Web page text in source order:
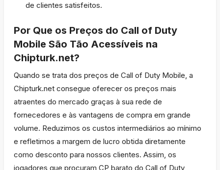
de clientes satisfeitos.
Por Que os Preços do Call of Duty
Mobile São Tão Acessíveis na
Chipturk.net?
Quando se trata dos preços de Call of Duty Mobile, a
Chipturk.net consegue oferecer os preços mais
atraentes do mercado graças à sua rede de
fornecedores e às vantagens de compra em grande
volume. Reduzimos os custos intermediários ao mínimo
e refletimos a margem de lucro obtida diretamente
como desconto para nossos clientes. Assim, os
jogadores que procuram CP barato do Call of Duty